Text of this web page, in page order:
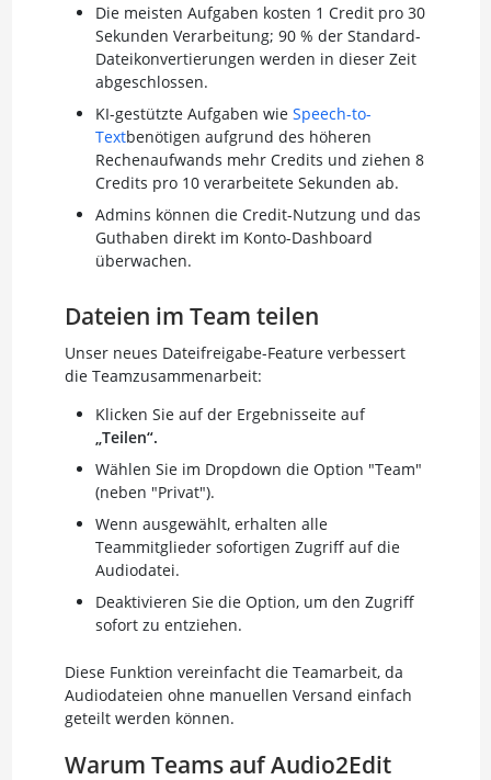
Die meisten Aufgaben kosten 1 Credit pro 30
Sekunden Verarbeitung; 90 % der Standard-
Dateikonvertierungen werden in dieser Zeit
abgeschlossen.
KI-gestützte Aufgaben wie Speech-to-
Textbenötigen aufgrund des höheren
Rechenaufwands mehr Credits und ziehen 8
Credits pro 10 verarbeitete Sekunden ab.
Admins können die Credit-Nutzung und das
Guthaben direkt im Konto-Dashboard
überwachen.
Dateien im Team teilen
Unser neues Dateifreigabe-Feature verbessert
die Teamzusammenarbeit:
Klicken Sie auf der Ergebnisseite auf
„Teilen“.
Wählen Sie im Dropdown die Option "Team"
(neben "Privat").
Wenn ausgewählt, erhalten alle
Teammitglieder sofortigen Zugriff auf die
Audiodatei.
Deaktivieren Sie die Option, um den Zugriff
sofort zu entziehen.
Diese Funktion vereinfacht die Teamarbeit, da
Audiodateien ohne manuellen Versand einfach
geteilt werden können.
Warum Teams auf Audio2Edit